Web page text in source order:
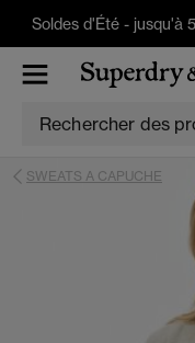
Soldes d'Été -jusqu'à
SWEATS A CAPUCHE